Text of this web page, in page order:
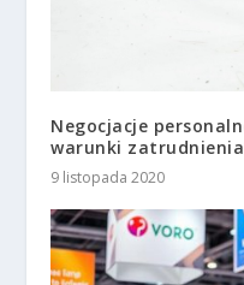
Negocjacje
warunki
9 listopada 2020